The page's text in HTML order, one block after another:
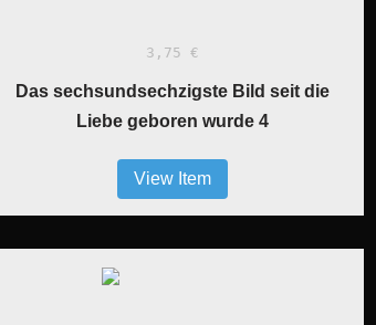
3,75 €
Das sechsundsechzigste Bild seit die
Liebe geboren wurde 4
View Item